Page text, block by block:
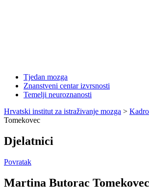
Tjedan mozga
Znanstveni centar izvrsnosti
Temelji neuroznanosti
Hrvatski institut za istraživanje mozga >
Tomekovec
Djelatnici
Povratak
Martina Butorac Tomekovec